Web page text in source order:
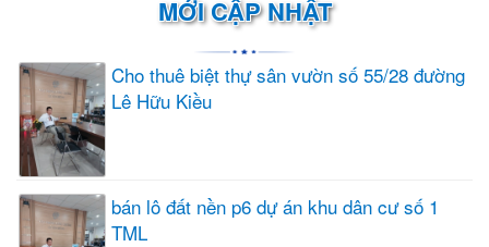
MỚI CẬP NHẬT
Cho thuê biệt thự sân vườn số 55/28 đường
Lê Hữu Kiều
bán lô đất nền p6 dự án khu dân cư số 1
TML